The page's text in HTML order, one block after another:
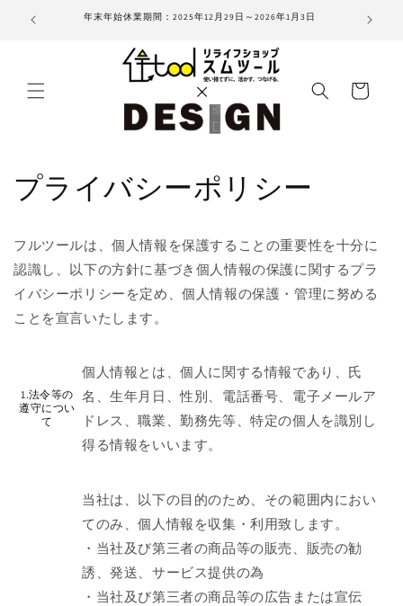
ンツに
年末年始休業期間：2025年12月29日～2026年1月3日 住宅設備
ー
プライバシーポリシー
フルツールは、個人情報を保護することの重要性を十分に
認識し、以下の方針に基づき個人情報の保護に関するプラ
イバシーポリシーを定め、個人情報の保護・管理に努める
ことを宣言いたします。
1.法令等の
遵守につい
て
個人情報とは、個人に関する情報であり、氏
名、生年月日、性別、電話番号、電子メールア
ドレス、職業、勤務先等、特定の個人を識別し
得る情報をいいます。
当社は、以下の目的のため、その範囲内におい
てのみ、個人情報を収集・利用致します。
・当社及び第三者の商品等の販売、販売の勧
誘、発送、サービス提供の為
・当社及び第三者の商品等の広告または宣伝